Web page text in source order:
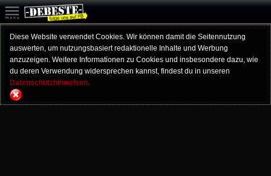
Diese Website verwendet Cookies. Wir können damit die Seitennutzung
auswerten, um nutzungsbasiert redaktionelle Inhalte und Werbung
anzuzeigen. Weitere Informationen zu Cookies und insbesondere dazu, wie
du deren Verwendung widersprechen kannst, findest du in unseren
Datenschutzhinweisen.